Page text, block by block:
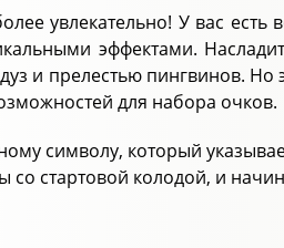
увлекательно! У вас есть
эффектами.
и прелестью пингвинов.
для набора очков.
символу, который
стартовой колодой, и